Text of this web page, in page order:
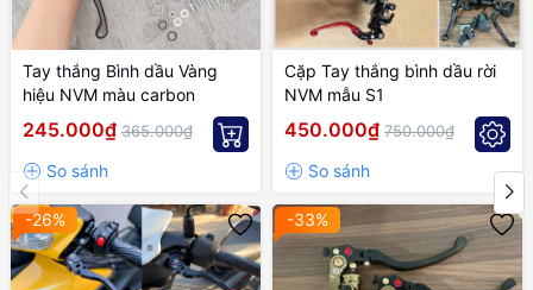
Tay thắng Bình dầu Vàng
hiệu NVM màu carbon
245.000₫ 365.000₫
Cặp Tay thắng bình dầu rời
NVM mẫu S1
450.000₫ 750.000₫
-26% -33%